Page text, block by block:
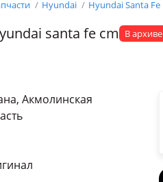
Hyundai Hyundai Santa Fe
santa fe cm В архиве
Акмолинская